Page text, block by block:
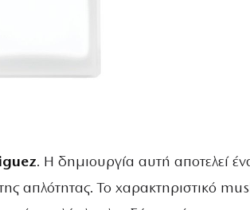
. Η δημιουργία αυτή αποτελεί
απλότητας. Το χαρακτηριστικό